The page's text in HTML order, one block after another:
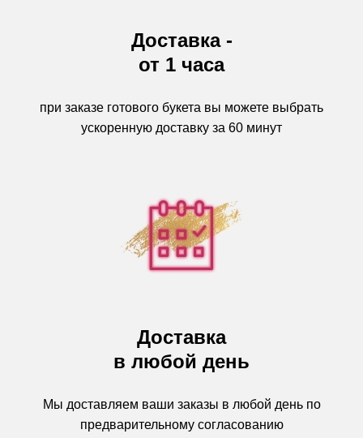
Доставка -
от 1 часа
при заказе готового букета вы можете выбрать
ускоренную доставку за 60 минут
Доставка
в любой день
Мы доставляем ваши заказы в любой день по
предварительному согласованию